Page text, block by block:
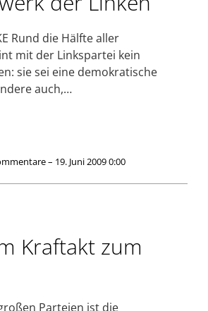
Rund die Hälfte aller
mit der Linkspartei kein
sie sei eine demokratische
auch,…
– 19. Juni 2009 0:00
Kraftakt zum
Parteien ist die